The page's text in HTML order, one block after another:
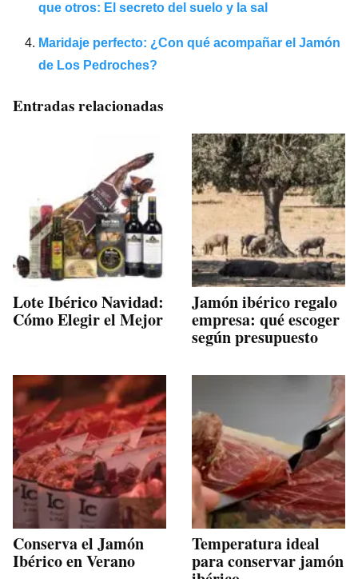
que otros: El secreto del suelo y la sal
Maridaje perfecto: ¿Con qué acompañar el Jamón
de Los Pedroches?
Entradas relacionadas
Lote Ibérico Navidad:
Cómo Elegir el Mejor
Jamón ibérico regalo
empresa: qué escoger
según presupuesto
Conserva el Jamón
Ibérico en Verano
Temperatura ideal
para conservar jamón